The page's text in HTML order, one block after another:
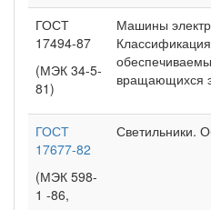
ГОСТ
17494-87
(МЭК 34-5-
81)
Машины
вращающихся
ГОСТ
17677-82
(МЭК 598-
1 -86,
Светильники.